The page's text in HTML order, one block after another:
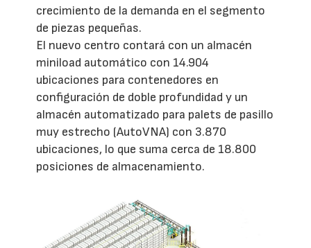
crecimiento de la demanda en el segmento
de piezas pequeñas.
El nuevo centro contará con un almacén
miniload automático con 14.904
ubicaciones para contenedores en
configuración de doble profundidad y un
almacén automatizado para palets de pasillo
muy estrecho (AutoVNA) con 3.870
ubicaciones, lo que suma cerca de 18.800
posiciones de almacenamiento.